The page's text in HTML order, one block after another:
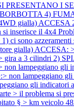
SI
4)
gialla) ACCESA
si inserisce il 4x4
ci sono
gialla) ACCESA:
a 3 cilindri 2)
lampeggiano gli
lampeggiano gli
gli indicatori
> il problema si
§ > km veicolo